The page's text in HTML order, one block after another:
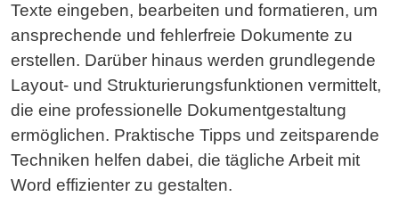
21.10.2026
-22.10.2026
Köln %779,45 €*
Buchen
21.10.2026
-22.10.2026
Virtuelles Live Training %779,45 €*
Buchen
02.11.2026
-03.11.2026
666,40 €*
Texte eingeben, bearbeiten und formatieren, um
ansprechende und fehlerfreie Dokumente zu
erstellen. Darüber hinaus werden grundlegende
Layout- und Strukturierungsfunktionen vermittelt,
die eine professionelle Dokumentgestaltung
ermöglichen. Praktische Tipps und zeitsparende
Techniken helfen dabei, die tägliche Arbeit mit
Word effizienter zu gestalten.